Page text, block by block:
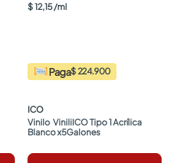
$12,15/ml
Paga$ 224.900
ICO
Vinilo  ViniliICO Tipo 1 Acrílica
Blanco x5Galones